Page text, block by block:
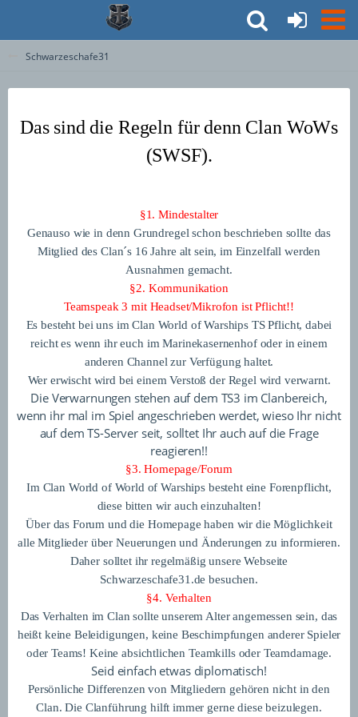
Schwarzeschafe31
Das sind die Regeln für denn Clan WoWs
(SWSF).
§1. Mindestalter
Genauso wie in denn Grundregel schon beschrieben sollte das
Mitglied des Clan´s 16 Jahre alt sein, im Einzelfall werden
Ausnahmen gemacht.
§2. Kommunikation
Teamspeak 3 mit Headset/Mikrofon ist Pflicht!!
Es besteht bei uns im Clan World of Warships TS Pflicht, dabei
reicht es wenn ihr euch im Marinekasernenhof oder in einem
anderen Channel zur Verfügung haltet.
Wer erwischt wird bei einem Verstoß der Regel wird verwarnt.
Die Verwarnungen stehen auf dem TS3 im Clanbereich,
wenn ihr mal im Spiel angeschrieben werdet, wieso Ihr nicht
auf dem TS-Server seit, solltet Ihr auch auf die Frage
reagieren!!
§3. Homepage/Forum
Im Clan World of World of Warships besteht eine Forenpflicht,
diese bitten wir auch einzuhalten!
Über das Forum und die Homepage haben wir die Möglichkeit
alle Mitglieder über Neuerungen und Änderungen zu informieren.
Daher solltet ihr regelmäßig unsere Webseite
Schwarzeschafe31.de besuchen.
§4. Verhalten
Das Verhalten im Clan sollte unserem Alter angemessen sein, das
heißt keine Beleidigungen, keine Beschimpfungen anderer Spieler
oder Teams! Keine absichtlichen Teamkills oder Teamdamage.
Seid einfach etwas diplomatisch!
Persönliche Differenzen von Mitgliedern gehören nicht in den
Clan. Die Clanführung hilft immer gerne diese beizulegen.